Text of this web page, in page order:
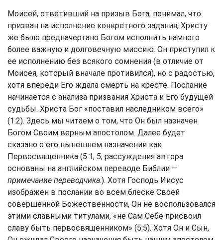
Моисей, ответивший на призыв Бога, понимал, что
призван на исполнение конкретного задания; Христу
же было предначертано Богом исполнить намного
более важную и долговечную миссию. Он приступил к
ее исполнению без всякого сомнения (в отличие от
Моисея, который вначале противился), но с радостью,
хотя впереди Его ждала смерть на кресте. Послание
начинается с анализа призвания Христа и Его будущей
судьбы. Христа Бог «поставил наследником всего»
(1:2). Здесь мы читаем о том, что Он был назначен
Богом Своим верным апостолом. Далее будет
сказано о его нынешнем назначении как
Первосвященника (5:1, 5; рассуждения автора
основаны на английском переводе Библии —
примечание переводчика.). Хотя Господь Иисус
изображен в послании во всем блеске Своей
совершенной Божественности, Он не воспользовался
этими славными титулами, «не Сам Себе присвоил
славу быть первосвященником» (5:5). Хотя Он и Сын,